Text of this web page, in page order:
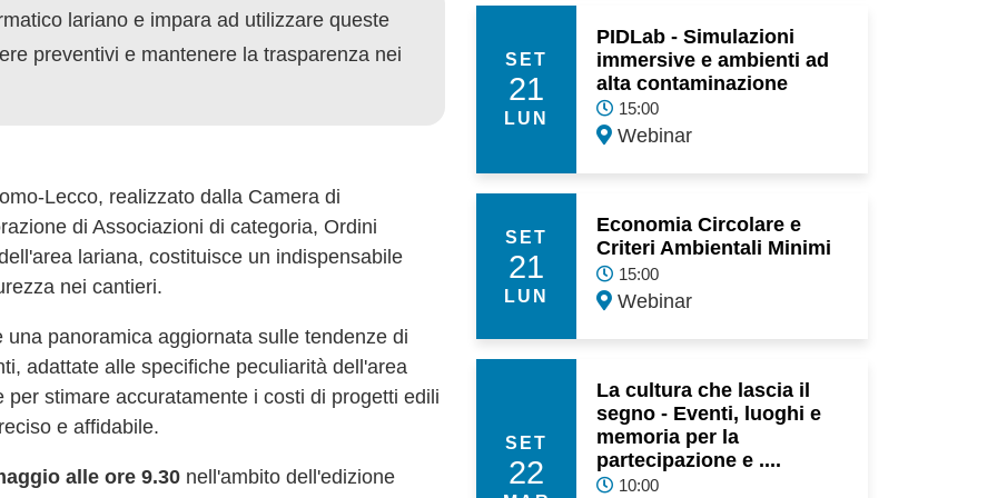
lariano e impara ad utilizzare queste
preventivi e mantenere la trasparenza nei
Lecco, realizzato dalla Camera di
di Associazioni di categoria, Ordini
lariana, costituisce un indispensabile
nei cantieri.
panoramica aggiornata sulle tendenze di
adattate alle specifiche peculiarità dell'area
stimare accuratamente i costi di progetti edili
e affidabile.
alle ore 9.30 nell'ambito dell'edizione
SET
21
LUN
PIDLab - Simulazioni
immersive e ambienti ad
alta contaminazione
15:00
Webinar
SET
21
LUN
Economia Circolare e
Criteri Ambientali Minimi
15:00
Webinar
SET
22
La cultura che lascia il
segno - Eventi, luoghi e
memoria per la
partecipazione e ....
10:00